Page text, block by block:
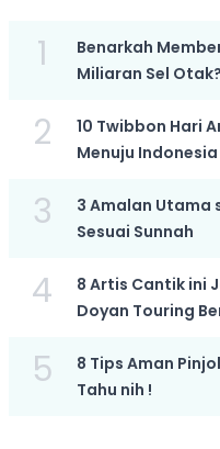
1
Benarkah
Miliaran Sel Otak?
2
10 Twibbon Hari
Menuju
3
3 Amalan
Sesuai Sunnah
4
8 Artis Cantik ini
Doyan Touring
5
8 Tips Aman
Tahu nih !